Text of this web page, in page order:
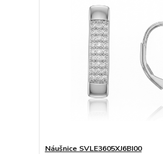
Náušnice SVLE3605XJ6BI00